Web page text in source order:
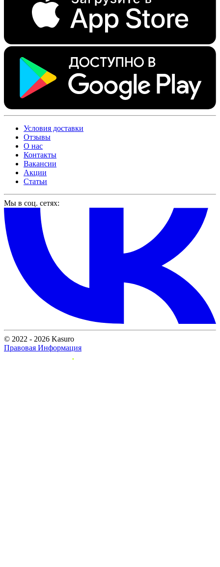
Условия доставки
Отзывы
О нас
Контакты
Вакансии
Акции
Статьи
Мы в соц. сетях:
© 2022 - 2026 Kasuro
Правовая Информация